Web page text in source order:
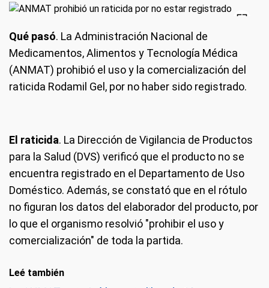
Qué pasó. La Administración Nacional de
Medicamentos, Alimentos y Tecnología Médica
(ANMAT) prohibió el uso y la comercialización del
raticida Rodamil Gel, por no haber sido registrado.
El raticida. La Dirección de Vigilancia de Productos
para la Salud (DVS) verificó que el producto no se
encuentra registrado en el Departamento de Uso
Doméstico. Además, se constató que en el rótulo
no figuran los datos del elaborador del producto, por
lo que el organismo resolvió "prohibir el uso y
comercialización" de toda la partida.
Leé también